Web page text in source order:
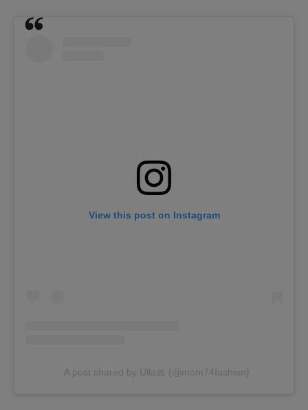
View this post on Instagram
A post shared by Ulla🎀 (@mom74fashion)